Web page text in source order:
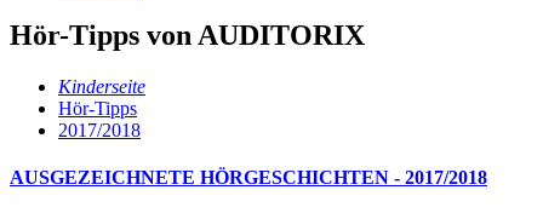
Hör-Tipps von AUDITORIX
Kinderseite
Hör-Tipps
2017/2018
AUSGEZEICHNETE HÖRGESCHICHTEN - 2017/2018